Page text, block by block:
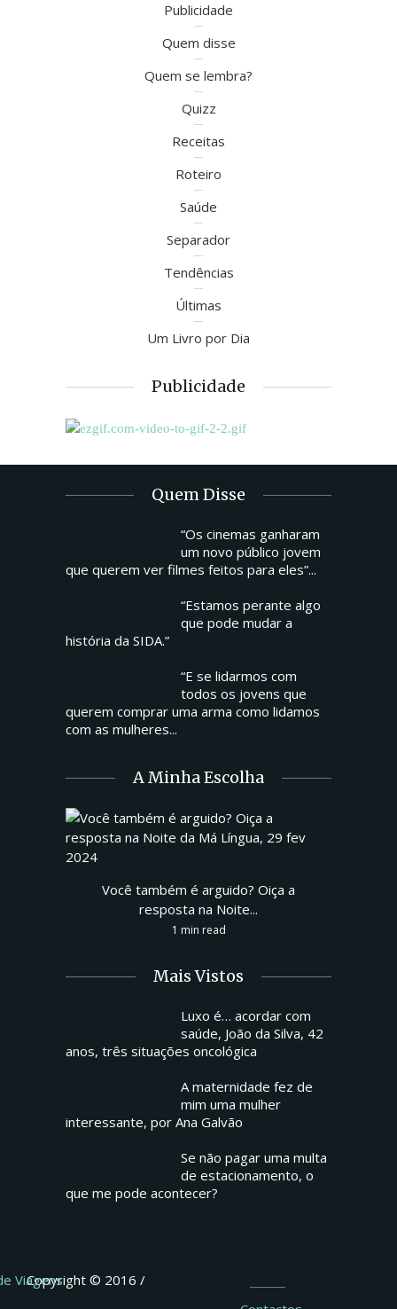
Publicidade
Quem disse
Quem se lembra?
Quizz
Receitas
Roteiro
Saúde
Separador
Tendências
Últimas
Um Livro por Dia
Publicidade
Quem Disse
“Os cinemas ganharam
um novo público jovem
que querem ver filmes feitos para eles”...
“Estamos perante algo
que pode mudar a
história da SIDA.”
“E se lidarmos com
todos os jovens que
querem comprar uma arma como lidamos
com as mulheres...
A Minha Escolha
Você também é arguido? Oiça a
resposta na Noite...
1 min read
Mais Vistos
Luxo é… acordar com
saúde, João da Silva, 42
anos, três situações oncológica
A maternidade fez de
mim uma mulher
interessante, por Ana Galvão
Se não pagar uma multa
de estacionamento, o
que me pode acontecer?
Copyright © 2016 /
Viagens